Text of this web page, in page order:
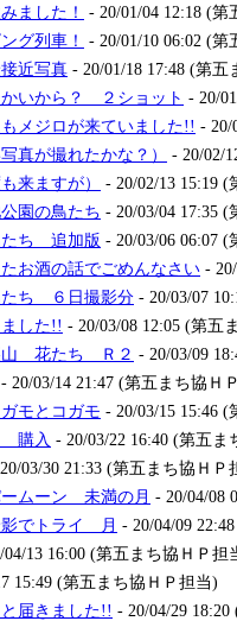
ました！
- 20/01/04 12:18 (
グ列車！
- 20/01/10 06:02 (
近写真 - 20/01/18 17:48 (第五
いから？ ２ショット - 20/
メジロが来ていました!! - 20/
真が撮れたかな？）
- 20/02/
来ますが）
- 20/02/13 15:19
園の鳥たち - 20/03/04 17:35
たち 追加版 - 20/03/06 06:07
お酒の話でごめんなさい -
たち ６日撮影分 - 20/03/07
した!! - 20/03/08 12:05 (第五
山 花たち Ｒ２ - 20/03/09
- 20/03/14 21:47 (第五まち協Ｈ
モとコガモ - 20/03/15 15:46
購入 - 20/03/22 16:40 (第五ま
03/30 21:33 (第五まち協ＨＰ
ムーン 未満の月 - 20/04/08
影でトライ 月 - 20/04/09
04/13 16:00 (第五まち協ＨＰ担
15:49 (第五まち協ＨＰ担当)
届きました!! - 20/04/29